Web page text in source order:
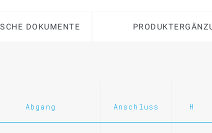
DOKUMENTE
Abgang Anschluss H